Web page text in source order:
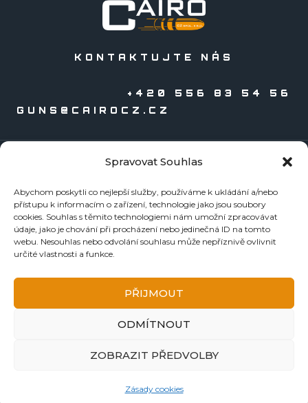
Spravovat Souhlas
Abychom poskytli co nejlepší služby, používáme k ukládání a/nebo
přístupu k informacím o zařízení, technologie jako jsou soubory
cookies. Souhlas s těmito technologiemi nám umožní zpracovávat
údaje, jako je chování při procházení nebo jedinečná ID na tomto
webu. Nesouhlas nebo odvolání souhlasu může nepříznivě ovlivnit
určité vlastnosti a funkce.
PŘIJMOUT
ODMÍTNOUT
ZOBRAZIT PŘEDVOLBY
Zásady cookies
KONTAKTUJTE NÁS
+420 556 83 54 56
GUNS@CAIROCZ.CZ
Zbraně
Náboje
Reloading
Doplňky